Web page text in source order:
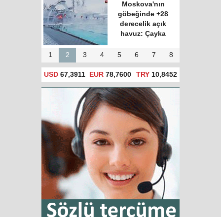
Moskova'nın
göbeğinde +28
derecelik açık
havuz: Çayka
1 2 3 4 5 6 7 8
USD67,3911 EUR 78,7600 TRY10,8452